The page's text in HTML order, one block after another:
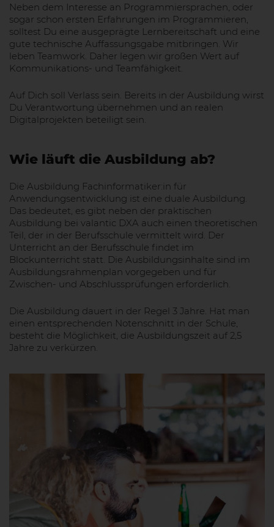
Neben dem Interesse an Programmiersprachen, oder
sogar schon ersten Erfahrungen im Programmieren,
solltest Du eine ausgeprägte Lernbereitschaft und eine
gute technische Auffassungsgabe mitbringen. Wir
leben Teamwork. Daher legen wir großen Wert auf
Kommunikations- und Teamfähigkeit.
Auf Dich soll Verlass sein. Bereits in der Ausbildung wirst
Du Verantwortung übernehmen und an realen
Digitalprojekten beteiligt sein.
Wie läuft die Ausbildung ab?
Die Ausbildung Fachinformatiker:in für
Anwendungsentwicklung ist eine duale Ausbildung.
Das bedeutet, es gibt neben der praktischen
Ausbildung bei valantic DXA auch einen theoretischen
Teil, der in der Berufsschule vermittelt wird. Der
Unterricht an der Berufsschule findet im
Blockunterricht statt. Die Ausbildungsinhalte sind im
Ausbildungsrahmenplan vorgegeben und für
Zwischen- und Abschlussprüfungen erforderlich.
Die Ausbildung dauert in der Regel 3 Jahre. Hat man
einen entsprechenden Notenschnitt in der Schule,
besteht die Möglichkeit, die Ausbildungszeit auf 2,5
Jahre zu verkürzen.